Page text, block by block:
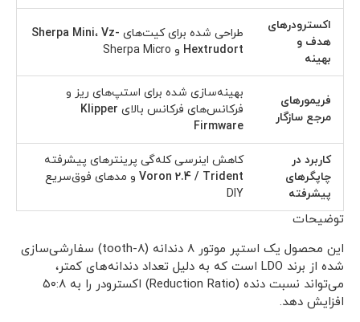
اکسترودرهای
هدف و
بهینه
طراحی شده برای کیت‌های Sherpa Mini، Vz-
Hextrudort و Sherpa Micro
فریمورهای
مرجع سازگار
بهینه‌سازی شده برای استپ‌های ریز و
فرکانس‌های فرکانس بالای Klipper
Firmware
کاربرد در
چاپگرهای
پیشرفته
کاهش اینرسی کله‌گی پرینترهای پیشرفته
Voron 2.4 / Trident و مدهای فوق‌سریع
DIY
توضیحات
این محصول یک استپر موتور ۸ دندانه (8-tooth) سفارشی‌سازی
شده از برند LDO است که به دلیل تعداد دندانه‌های کمتر،
می‌تواند نسبت دنده (Reduction Ratio) اکسترودر را به ۵۰:۸
افزایش دهد.